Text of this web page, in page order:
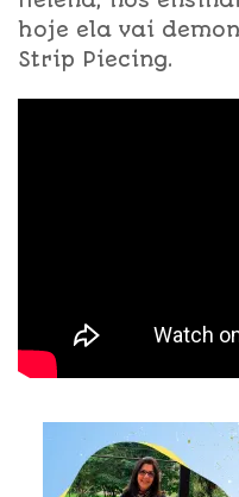
hoje ela vai
Strip Piecing.